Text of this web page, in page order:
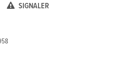
SIGNALER